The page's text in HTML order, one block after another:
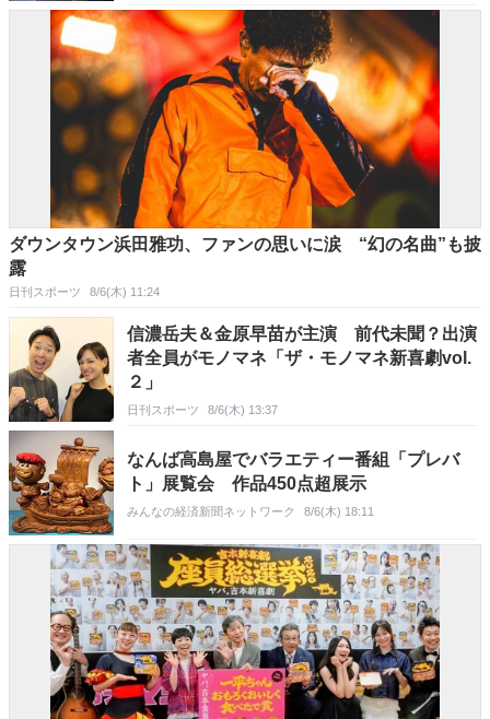
ダウンタウン浜田雅功、ファンの思いに涙 “幻の名曲”も披
露
日刊スポーツ 8/6(木) 11:24
信濃岳夫＆金原早苗が主演 前代未聞？出演
者全員がモノマネ「ザ・モノマネ新喜劇vol.
２」
日刊スポーツ 8/6(木) 13:37
なんば高島屋でバラエティー番組「プレバ
ト」展覧会 作品450点超展示
みんなの経済新聞ネットワーク 8/6(木) 18:11